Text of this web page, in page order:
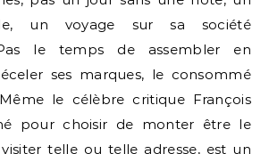
un voyage sur sa société
le temps de assembler en
ses marques, le consommé
le célèbre critique François
pour choisir de monter être le
telle ou telle adresse, est un